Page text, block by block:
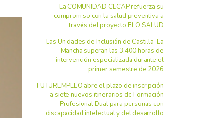
La COMUNIDAD CECAP refuerza su
compromiso con la salud preventiva a
través del proyecto BLO SALUD
Las Unidades de Inclusión de Castilla-La
Mancha superan las 3.400 horas de
intervención especializada durante el
primer semestre de 2026
FUTUREMPLEO abre el plazo de inscripción
a siete nuevos itinerarios de Formación
Profesional Dual para personas con
discapacidad intelectual y del desarrollo